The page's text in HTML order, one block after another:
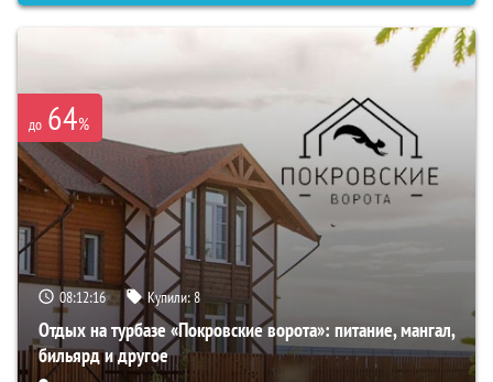
до 64%
08:12:14 Купили:8
Отдых на турбазе «Покровские ворота»: питание, мангал,
бильярд и другое